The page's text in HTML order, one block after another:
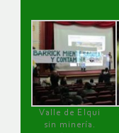
Valle de Elqui
sin minería.